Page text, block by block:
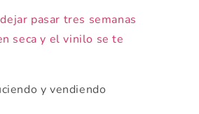
pasar tres semanas
seca y el vinilo se te
y vendiendo